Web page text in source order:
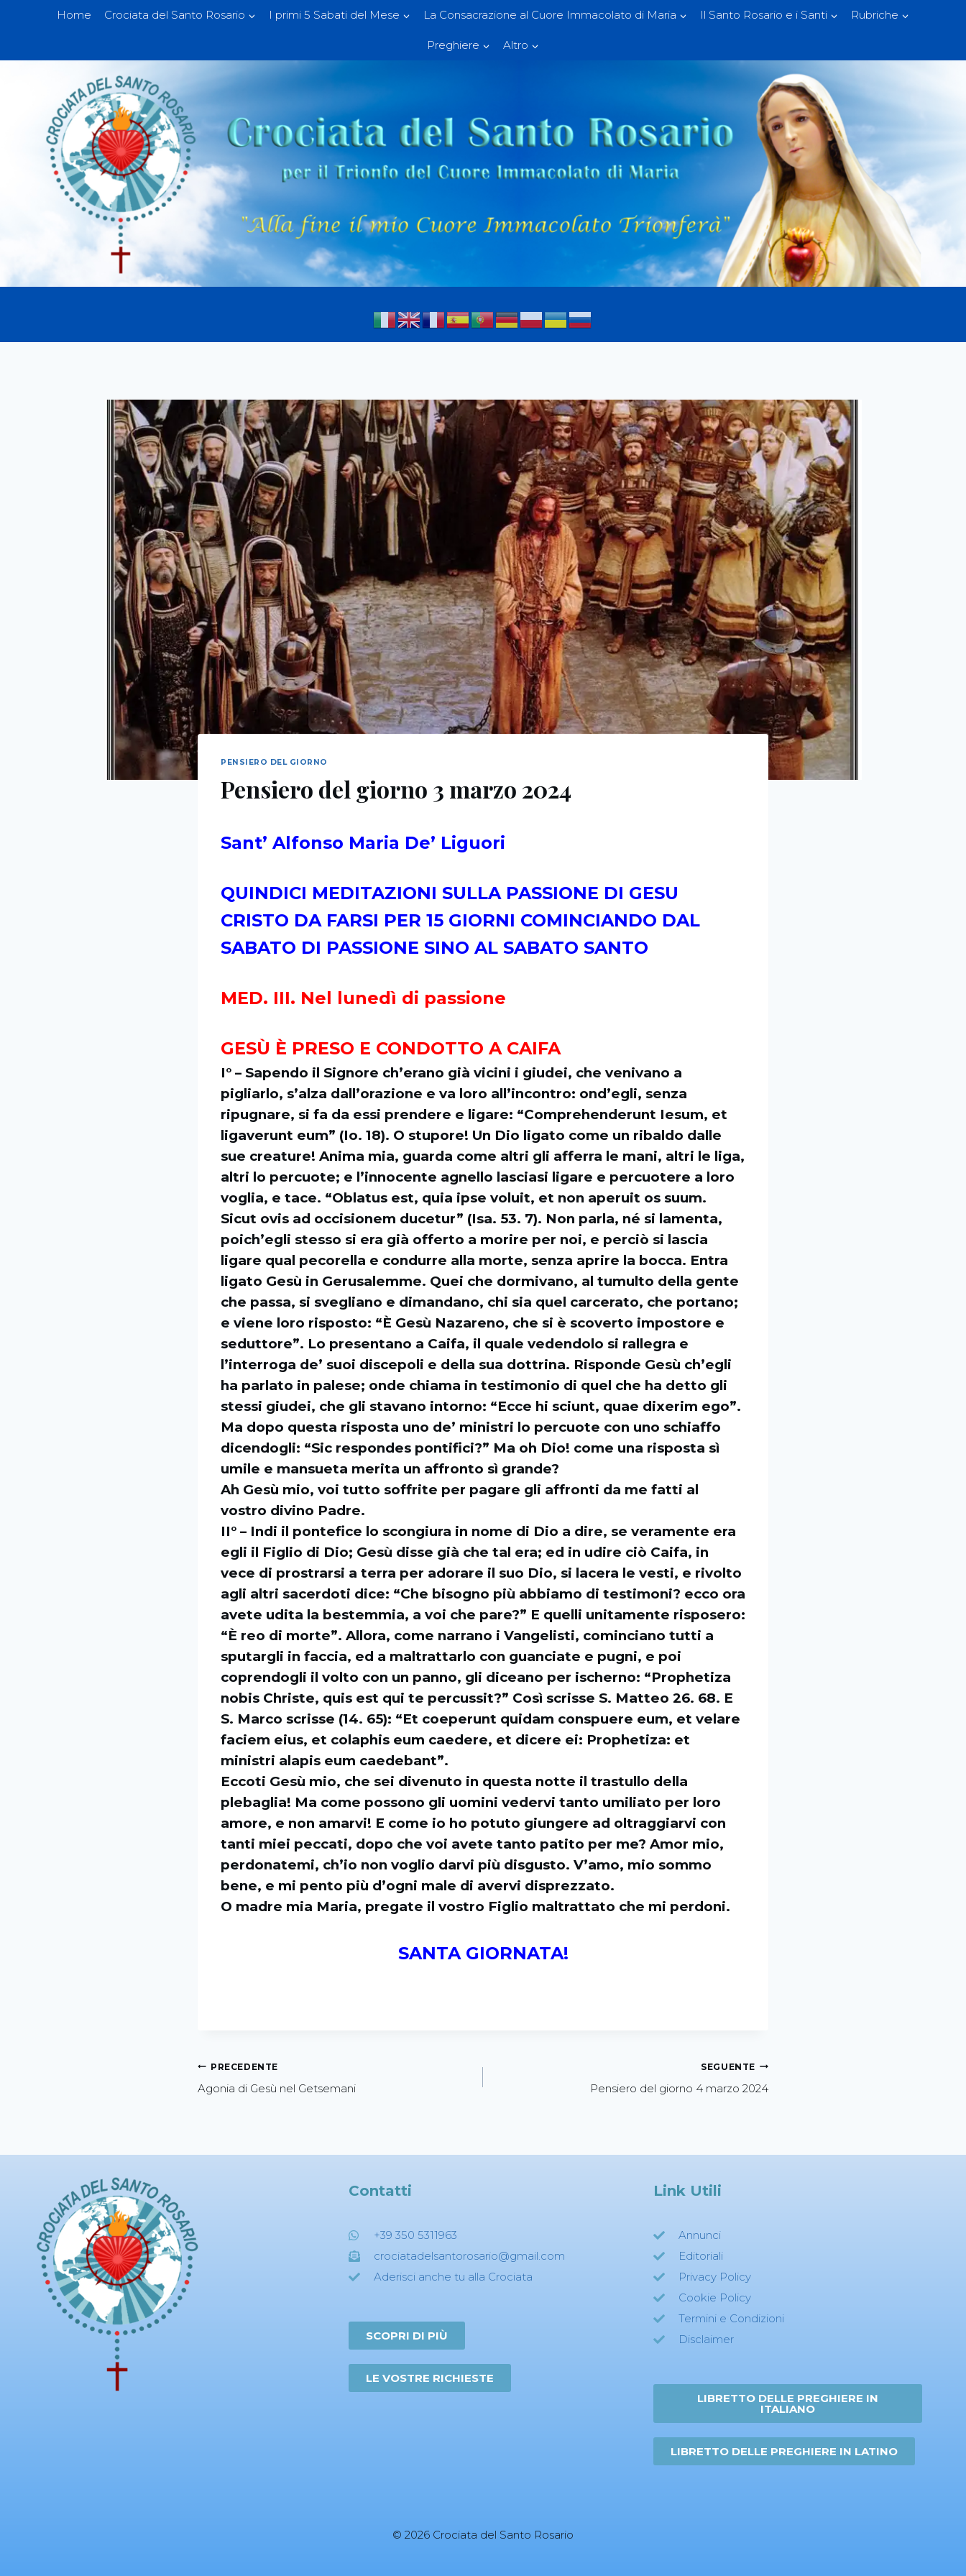
Home Crociata del Santo Rosario I primi 5 Sabati del Mese La Consacrazione al Cuore Immacolato di Maria Il Santo Rosario e i Santi Rubriche
Preghiere Altro
PENSIERO DEL GIORNO
Pensiero del giorno 3 marzo 2024
Sant’ Alfonso Maria De’ Liguori
QUINDICI MEDITAZIONI SULLA PASSIONE DI GESU
CRISTO DA FARSI PER 15 GIORNI COMINCIANDO DAL
SABATO DI PASSIONE SINO AL SABATO SANTO
MED. III. Nel lunedì di passione
GESÙ È PRESO E CONDOTTO A CAIFA
I° – Sapendo il Signore ch’erano già vicini i giudei, che venivano a
pigliarlo, s’alza dall’orazione e va loro all’incontro: ond’egli, senza
ripugnare, si fa da essi prendere e ligare: “Comprehenderunt Iesum, et
ligaverunt eum” (Io. 18). O stupore! Un Dio ligato come un ribaldo dalle
sue creature! Anima mia, guarda come altri gli afferra le mani, altri le liga,
altri lo percuote; e l’innocente agnello lasciasi ligare e percuotere a loro
voglia, e tace. “Oblatus est, quia ipse voluit, et non aperuit os suum.
Sicut ovis ad occisionem ducetur” (Isa. 53. 7). Non parla, né si lamenta,
poich’egli stesso si era già offerto a morire per noi, e perciò si lascia
ligare qual pecorella e condurre alla morte, senza aprire la bocca. Entra
ligato Gesù in Gerusalemme. Quei che dormivano, al tumulto della gente
che passa, si svegliano e dimandano, chi sia quel carcerato, che portano;
e viene loro risposto: “È Gesù Nazareno, che si è scoverto impostore e
seduttore”. Lo presentano a Caifa, il quale vedendolo si rallegra e
l’interroga de’ suoi discepoli e della sua dottrina. Risponde Gesù ch’egli
ha parlato in palese; onde chiama in testimonio di quel che ha detto gli
stessi giudei, che gli stavano intorno: “Ecce hi sciunt, quae dixerim ego”.
Ma dopo questa risposta uno de’ ministri lo percuote con uno schiaffo
dicendogli: “Sic respondes pontifici?” Ma oh Dio! come una risposta sì
umile e mansueta merita un affronto sì grande?
Ah Gesù mio, voi tutto soffrite per pagare gli affronti da me fatti al
vostro divino Padre.
II° – Indi il pontefice lo scongiura in nome di Dio a dire, se veramente era
egli il Figlio di Dio; Gesù disse già che tal era; ed in udire ciò Caifa, in
vece di prostrarsi a terra per adorare il suo Dio, si lacera le vesti, e rivolto
agli altri sacerdoti dice: “Che bisogno più abbiamo di testimoni? ecco ora
avete udita la bestemmia, a voi che pare?” E quelli unitamente risposero:
“È reo di morte”. Allora, come narrano i Vangelisti, cominciano tutti a
sputargli in faccia, ed a maltrattarlo con guanciate e pugni, e poi
coprendogli il volto con un panno, gli diceano per ischerno: “Prophetiza
nobis Christe, quis est qui te percussit?” Così scrisse S. Matteo 26. 68. E
S. Marco scrisse (14. 65): “Et coeperunt quidam conspuere eum, et velare
faciem eius, et colaphis eum caedere, et dicere ei: Prophetiza: et
ministri alapis eum caedebant”.
Eccoti Gesù mio, che sei divenuto in questa notte il trastullo della
plebaglia! Ma come possono gli uomini vedervi tanto umiliato per loro
amore, e non amarvi! E come io ho potuto giungere ad oltraggiarvi con
tanti miei peccati, dopo che voi avete tanto patito per me? Amor mio,
perdonatemi, ch’io non voglio darvi più disgusto. V’amo, mio sommo
bene, e mi pento più d’ogni male di avervi disprezzato.
O madre mia Maria, pregate il vostro Figlio maltrattato che mi perdoni.
SANTA GIORNATA!
PRECEDENTE
Agonia di Gesù nel Getsemani
SEGUENTE
Pensiero del giorno 4 marzo 2024
Contatti
+39 350 5311963
crociatadelsantorosario@gmail.com
Aderisci anche tu alla Crociata
SCOPRI DI PIÙ
LE VOSTRE RICHIESTE
Link Utili
Annunci
Editoriali
Privacy Policy
Cookie Policy
Termini e Condizioni
Disclaimer
LIBRETTO DELLE PREGHIERE IN
ITALIANO
LIBRETTO DELLE PREGHIERE IN LATINO
© 2026 Crociata del Santo Rosario